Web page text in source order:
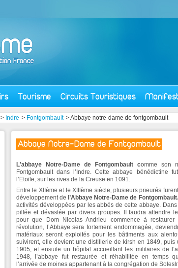
Tourisme Circuits Touristiques
> Indre > Fontgombault > Abbaye notre-dame de fontgombault
Abbaye Notre-Dame de Fontgombault
L'abbaye Notre-Dame de Fontgombault comme son
Fontgombault dans l’Indre. Cette abbaye bénédictine
l’Etoile, sur les rives de la Creuse en 1091.
Entre le XIIème et le XIIIème siècle, plusieurs prieurés
développement de l’Abbaye Notre-Dame de Fontgombault.
activités développées par les abbés de cette abbaye.
pillée et dévastée par divers groupes. Il faudra attendre
pour que Dom Nicolas Andrieu commence à
révolution, l’Abbaye sera fortement endommagée,
matériaux seront exploités pour les bâtiments aux
suivirent, elle devient une distillerie de kirsh en 1849, puis
1905, et ensuite un hôpital accueillant les militaires de
1948, l’abbaye fut restaurée et réhabilitée en temps
l’arrivée de moines appartenant à la congrégation de